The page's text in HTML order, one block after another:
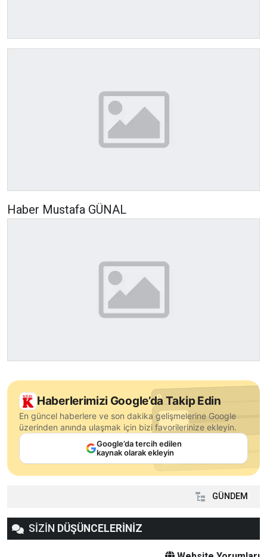
Haber Mustafa GÜNAL
Haberlerimizi Google’da Takip Edin
En güncel haberlere ve son dakika gelişmelerine Google
üzerinden anında ulaşmak için bizi favorilerinize ekleyin.
Google’da tercih edilen
kaynak olarak ekleyin
GÜNDEM
SİZİN DÜŞÜNCELERİNİZ